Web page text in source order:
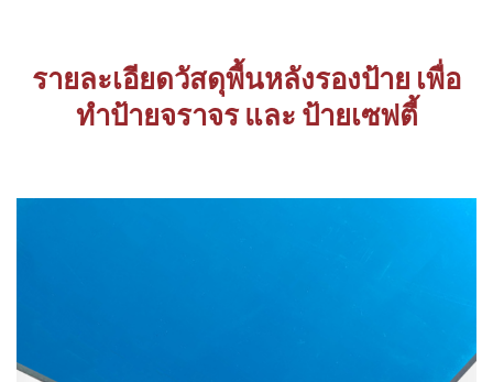
รายละเอียดวัสดุพื้นหลังรองป้าย เพื่อ
ทำป้ายจราจร และ ป้ายเซฟตี้